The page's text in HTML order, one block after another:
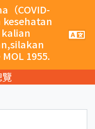
（COVID-
1955.
手
機
按
鈕